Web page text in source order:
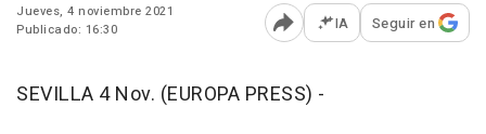
Jueves, 4 noviembre 2021
Publicado: 16:30
Abrir opciones para
IA Seguir en
SEVILLA 4 Nov. (EUROPA PRESS) -